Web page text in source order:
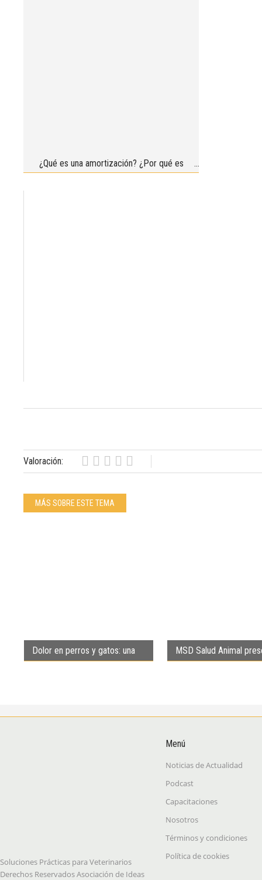
¿Qué es una amortización? ¿Por qué es
Valoración:
MÁS SOBRE ESTE TEMA
Dolor en perros y gatos: una
MSD Salud Animal
Soluciones Prácticas para Veterinarios
Derechos Reservados Asociación de Ideas
Menú
Noticias de Actualidad
Podcast
Capacitaciones
Nosotros
Términos y condiciones
Política de cookies